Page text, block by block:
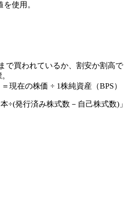
使用。
で買われているか、割安か割高で
現在の株価 ÷ 1株純資産（BPS）
÷(発行済み株式数－自己株式数)」